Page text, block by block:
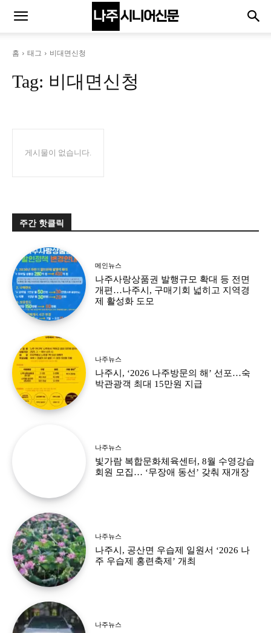
홈 태그 비대면신청
Tag: 비대면신청
게시물이 없습니다.
주간 핫클릭
메인뉴스
나주사랑상품권 발행규모 확대 등 전면
개편…나주시, 구매기회 넓히고 지역경
제 활성화 도모
나주뉴스
나주시, ‘2026 나주방문의 해’ 선포…숙
박관광객 최대 15만원 지급
나주뉴스
빛가람 복합문화체육센터, 8월 수영강습
회원 모집… ‘무장애 동선’ 갖춰 재개장
나주뉴스
나주시, 공산면 우습제 일원서 ‘2026 나
주 우습제 홍련축제’ 개최
나주뉴스